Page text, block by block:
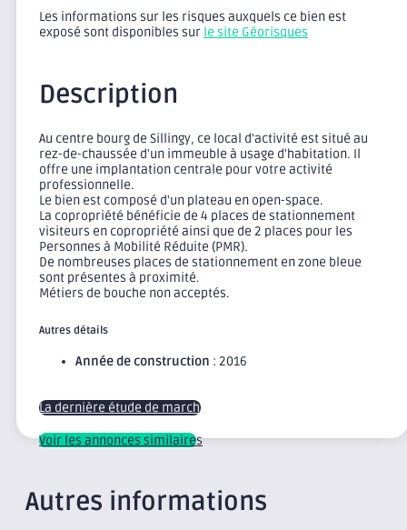
Les informations sur les risques auxquels ce bien est
exposé sont disponibles sur le site Géorisques
Description
Au centre bourg de Sillingy, ce local d'activité est situé au
rez-de-chaussée d'un immeuble à usage d'habitation. Il
offre une implantation centrale pour votre activité
professionnelle.
Le bien est composé d'un plateau en open-space.
La copropriété bénéficie de 4 places de stationnement
visiteurs en copropriété ainsi que de 2 places pour les
Personnes à Mobilité Réduite (PMR).
De nombreuses places de stationnement en zone bleue
sont présentes à proximité.
Métiers de bouche non acceptés.
Autres détails
Année de construction : 2016
La dernière étude de marché
Voir les annonces similaires
Autres informations